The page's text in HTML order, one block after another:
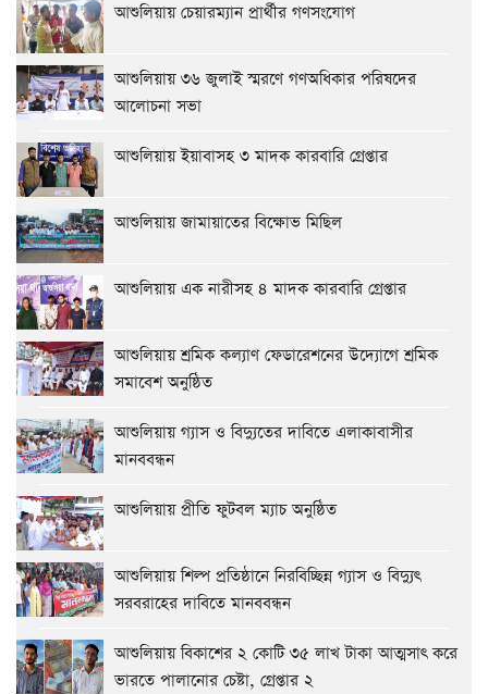
আশুলিয়ায় চেয়ারম্যান প্রার্থীর গণসংযোগ
আশুলিয়ায় ৩৬ জুলাই স্মরণে গণঅধিকার পরিষদের
আলোচনা সভা
আশুলিয়ায় ইয়াবাসহ ৩ মাদক কারবারি গ্রেপ্তার
আশুলিয়ায় জামায়াতের বিক্ষোভ মিছিল
আশুলিয়ায় এক নারীসহ ৪ মাদক কারবারি গ্রেপ্তার
আশুলিয়ায় শ্রমিক কল্যাণ ফেডারেশনের উদ্যোগে শ্রমিক
সমাবেশ অনুষ্ঠিত
আশুলিয়ায় গ্যাস ও বিদ্যুতের দাবিতে এলাকাবাসীর
মানববন্ধন
আশুলিয়ায় প্রীতি ফুটবল ম্যাচ অনুষ্ঠিত
আশুলিয়ায় শিল্প প্রতিষ্ঠানে নিরবিচ্ছিন্ন গ্যাস ও বিদ্যুৎ
সরবরাহের দাবিতে মানববন্ধন
আশুলিয়ায় বিকাশের ২ কোটি ৩৫ লাখ টাকা আত্মসাৎ করে
ভারতে পালানোর চেষ্টা, গ্রেপ্তার ২